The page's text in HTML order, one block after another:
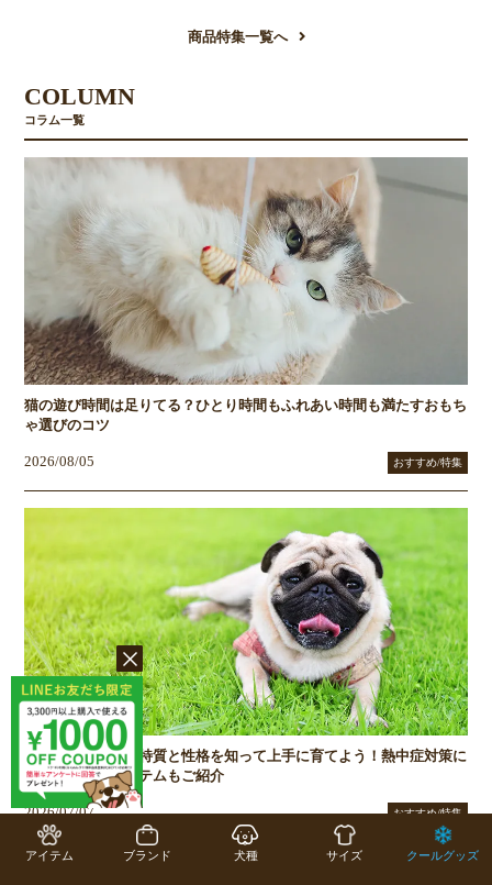
アイテム ブランド 犬種 サイズ クールグッズ
商品特集一覧へ
COLUMN
コラム一覧
猫の遊び時間は足りてる？ひとり時間もふれあい時間も満たすおもち
ゃ選びのコツ
2026/08/05 おすすめ/特集
暑さに弱いパグ、特質と性格を知って上手に育てよう！熱中症対策に
あると便利なアイテムもご紹介
2026/07/07 おすすめ/特集